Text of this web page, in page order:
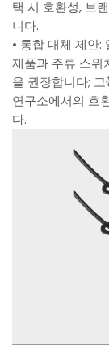
택 시 호환성, 브
니다.
• 통합 대체 제안:
제품과 주류 스위
을 권장합니다;
연구소에서의 호
다.